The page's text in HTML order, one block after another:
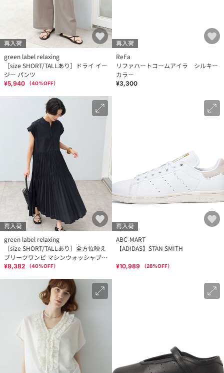
再入荷
green label relaxing
［size SHORT/TALLあり］ドライ イー
ジー パンツ
¥5,940 （40%OFF）
再入荷
ReFa
リファハートコームアイラ シルキー
カラー
¥3,300
再入荷
green label relaxing
［size SHORT/TALLあり］全方位映え
プリーツワンピ マシンウォッシャブル
吸水速乾
¥8,382 （40%OFF）
再入荷
ABC-MART
【ADIDAS】STAN SMITH
¥10,989 （28%OFF）